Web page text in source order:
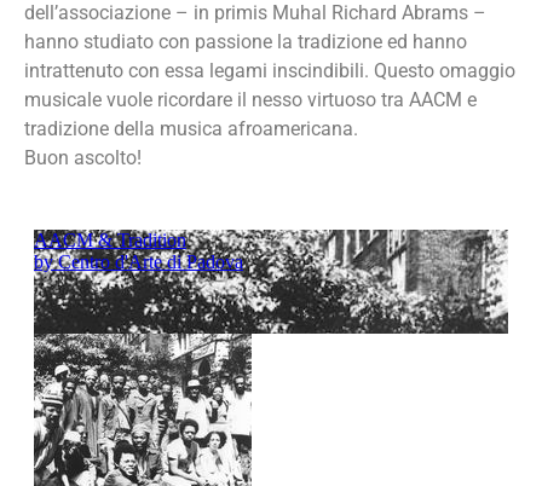
dell’associazione – in primis Muhal Richard Abrams –
hanno studiato con passione la tradizione ed hanno
intrattenuto con essa legami inscindibili. Questo omaggio
musicale vuole ricordare il nesso virtuoso tra AACM e
tradizione della musica afroamericana.
Buon ascolto!